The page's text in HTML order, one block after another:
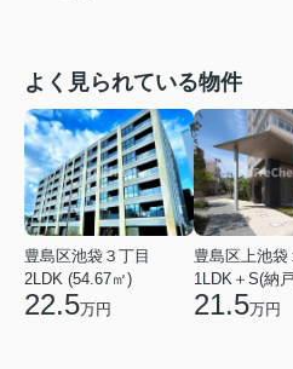
よく見られている物件
豊島区池袋３丁目
2LDK (54.67㎡)
22.5万円
豊島区上池袋
21.5万円